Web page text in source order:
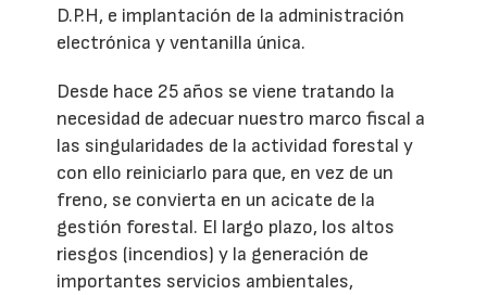
D.P.H, e implantación de la administración
electrónica y ventanilla única.
Desde hace 25 años se viene tratando la
necesidad de adecuar nuestro marco fiscal a
las singularidades de la actividad forestal y
con ello reiniciarlo para que, en vez de un
freno, se convierta en un acicate de la
gestión forestal. El largo plazo, los altos
riesgos (incendios) y la generación de
importantes servicios ambientales,